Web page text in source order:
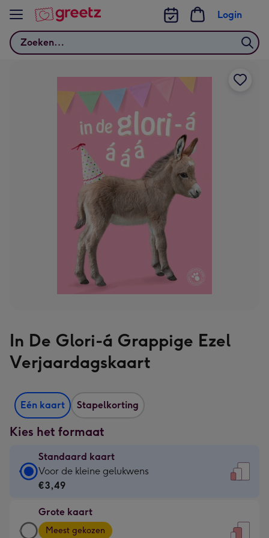
Bekijk meer
Zoeken
Login
In De Glori-á Grappige Ezel
Verjaardagskaart
Eén kaart Stapelkorting
Kies het formaat
Standaard kaart
Standaard
kaart
€3,49
-
Voor de kleine gelukwens
€3,49
Grote kaart
Grote
Meest gekozen